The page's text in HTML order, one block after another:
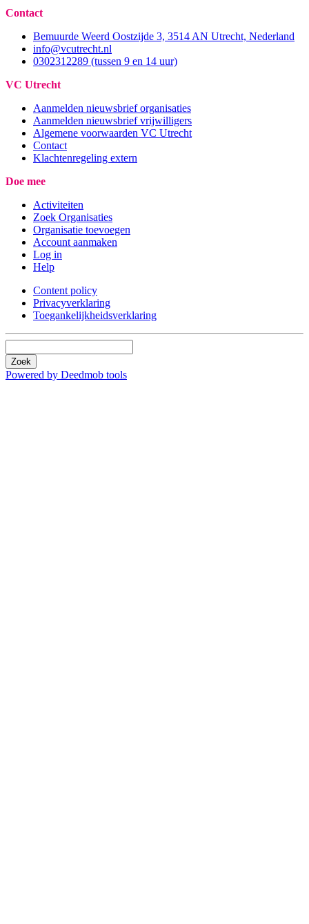
Contact
Bemuurde Weerd Oostzijde 3, 3514 AN Utrecht, Nederland
info@vcutrecht.nl
0302312289 (tussen 9 en 14 uur)
VC Utrecht
Aanmelden nieuwsbrief organisaties
Aanmelden nieuwsbrief vrijwilligers
Algemene voorwaarden VC Utrecht
Contact
Klachtenregeling extern
Doe mee
Activiteiten
Zoek Organisaties
Organisatie toevoegen
Account aanmaken
Log in
Help
Content policy
Privacyverklaring
Toegankelijkheidsverklaring
Zoek
Powered by Deedmob tools